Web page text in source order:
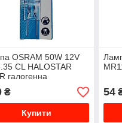
OSRAM 50W 12V
CL HALOSTAR
галогенна
₴
Купити
54